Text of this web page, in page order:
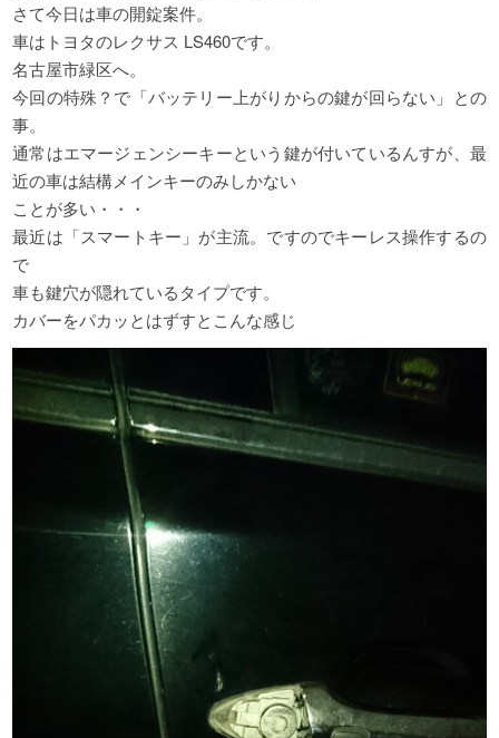
さて今日は車の開錠案件。
車はトヨタのレクサス LS460です。
名古屋市緑区へ。
今回の特殊？で「バッテリー上がりからの鍵が回らない」との
事。
通常はエマージェンシーキーという鍵が付いているんすが、最
近の車は結構メインキーのみしかない
ことが多い・・・
最近は「スマートキー」が主流。ですのでキーレス操作するの
で
車も鍵穴が隠れているタイプです。
カバーをパカッとはずすとこんな感じ